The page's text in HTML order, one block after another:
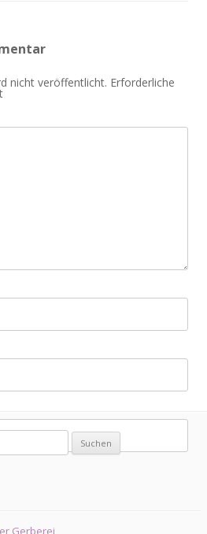
nicht veröffentlicht. Erforderliche
Gerberei